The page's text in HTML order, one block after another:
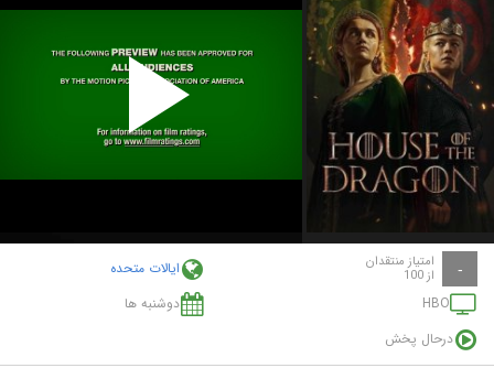
Play
Video
- امتیاز منتقدان
از 100
ایالات متحده
HBO
دوشنبه ها
درحال پخش